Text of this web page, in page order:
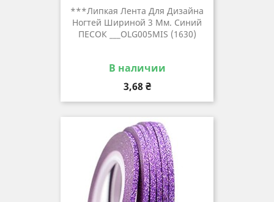
***Липкая Лента Для Дизайна
Ногтей Шириной 3 Мм. Синий
ПЕСОК ___OLG005MIS (1630)
В наличии
Цена
3,68 ₴